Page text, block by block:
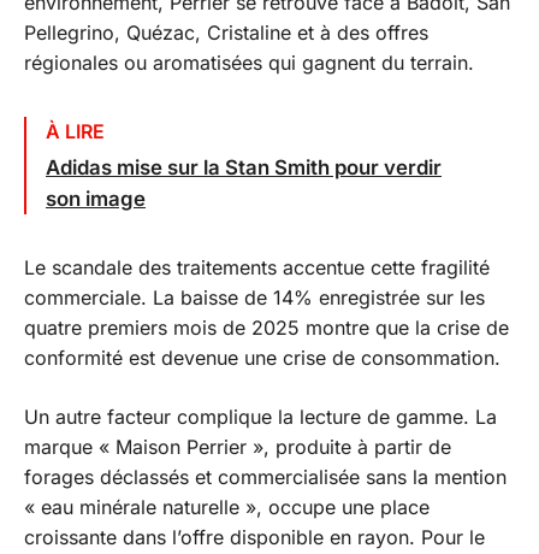
Pellegrino, Quézac, Cristaline et à des offres
régionales ou aromatisées qui gagnent du terrain.
À LIRE
Adidas mise sur la Stan Smith pour verdir
son image
Le scandale des traitements accentue cette fragilité
commerciale. La baisse de 14% enregistrée sur les
quatre premiers mois de 2025 montre que la crise de
conformité est devenue une crise de consommation.
Un autre facteur complique la lecture de gamme. La
marque « Maison Perrier », produite à partir de
forages déclassés et commercialisée sans la mention
« eau minérale naturelle », occupe une place
croissante dans l’offre disponible en rayon. Pour le